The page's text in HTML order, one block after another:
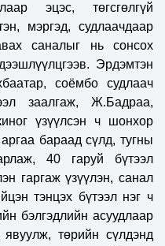
эцэс, төгсгөлгүй
мэргэд, судлаачдаар
саналыг нь сонсох
Эрдэмтэн
соёмбо судлаач
заалгаж, Ж.Бадраа,
үзүүлсэн ч шонхор
бараад сүлд, тугны
40 гаруй бүтээл
гаргаж үзүүлэн, санал
тэнцэх бүтээл нэг ч
бэлгэдлийн асуудлаар
явуулж, төрийн сүлдэнд